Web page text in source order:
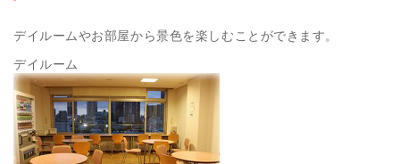
デイルームやお部屋から景色を楽しむことができます。
デイルーム